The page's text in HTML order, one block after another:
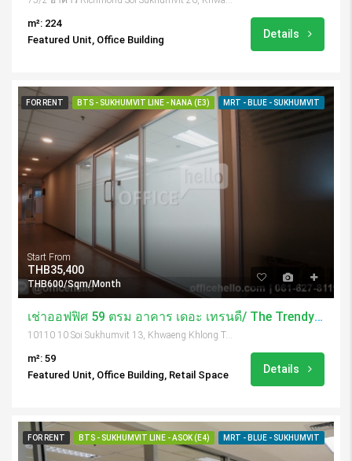
m²: 224
Featured Unit, Office Building
Details
FOR RENT BTS - SUKHUMVIT LINE - NANA (E3) MRT - BLUE - SUKHUMVIT
Start From
THB35,400
THB600/Sqm/Month
เช่าออฟฟิศ 59 ตรม อาคาร เดอะ เทรนดี้/ The Trendy Building
10110 10 Soi Sukhumvit 13, Khwaeng Khlong Toei Nuea, Khet Watthana, Krung Thep Maha Nakhon 10110, Thailand
m²: 59
Featured Unit, Office Building, Retail Space
Details
FOR RENT BTS - SUKHUMVIT LINE - ASOK (E4) MRT - BLUE - SUKHUMVIT